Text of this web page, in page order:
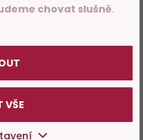
chovat slušně.
VŠE